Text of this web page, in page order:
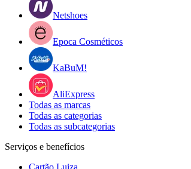
Netshoes
Epoca Cosméticos
KaBuM!
AliExpress
Todas as marcas
Todas as categorias
Todas as subcategorias
Serviços e benefícios
Cartão Luiza